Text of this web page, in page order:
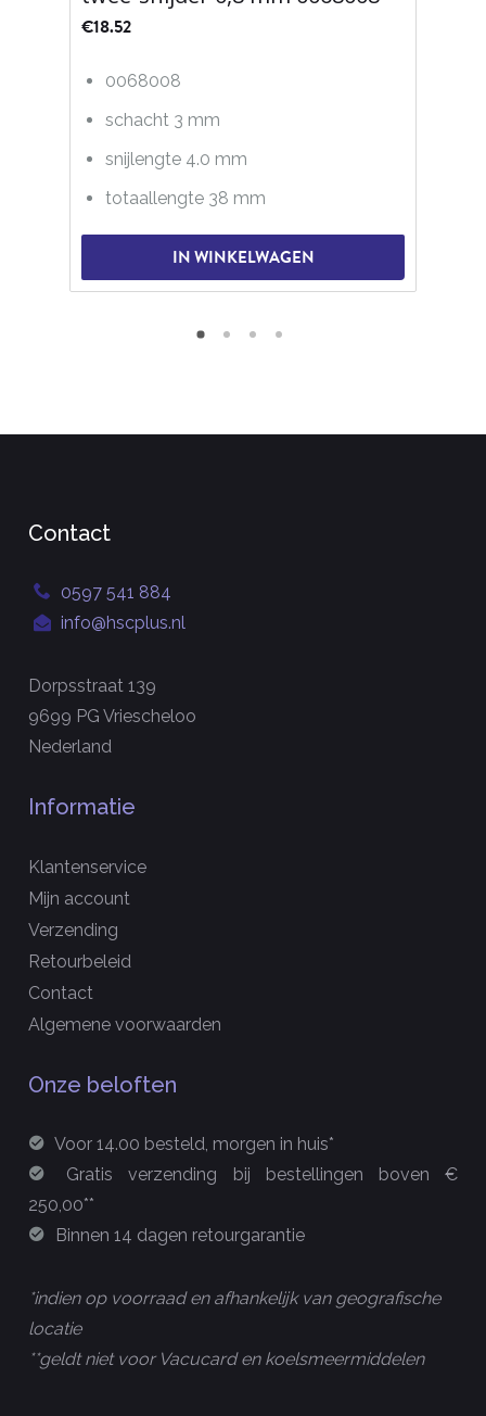
€18.52
0068008
schacht 3 mm
snijlengte 4.0 mm
totaallengte 38 mm
IN WINKELWAGEN
Contact
0597 541 884
info@hscplus.nl
Dorpsstraat 139
9699 PG Vriescheloo
Nederland
Informatie
Klantenservice
Mijn account
Verzending
Retourbeleid
Contact
Algemene voorwaarden
Onze beloften
Voor 14.00 besteld, morgen in huis*
Gratis verzending bij bestellingen boven €
250,00**
Binnen 14 dagen retourgarantie
*indien op voorraad en afhankelijk van geografische
locatie
**geldt niet voor Vacucard en koelsmeermiddelen